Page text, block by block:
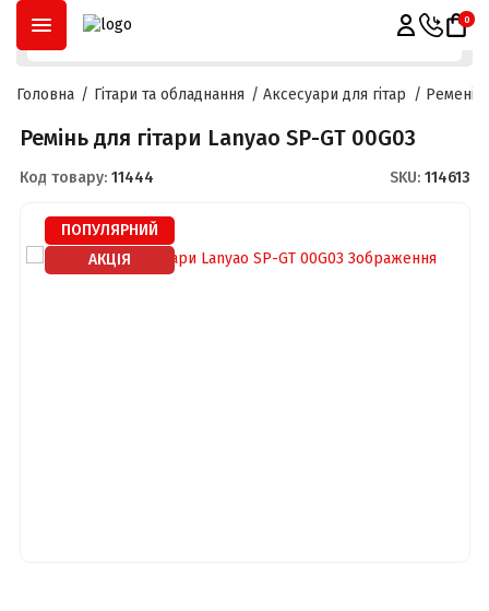
ОПЛАТА ЧАСТИНАМИ РОЗСТРОЧКА ДО
0
Головна Гітари та обладнання Аксесуари для гітар Ремені
Ремінь для гітари Lanyao SP-GT 00G03
Код товару: 11444 SKU: 114613
ПОПУЛЯРНИЙ
АКЦІЯ